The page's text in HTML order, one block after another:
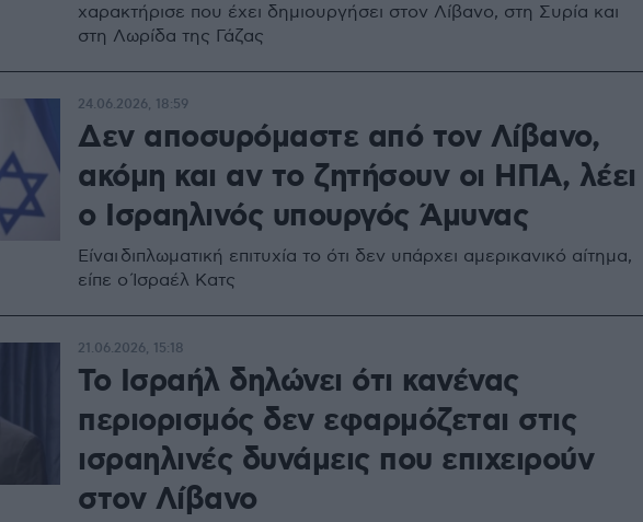
χαρακτήρισε που έχει δημιουργήσει στον Λίβανο, στη Συρία και
στη Λωρίδα της Γάζας
Δεν αποσυρόμαστε από τον Λίβανο,
ακόμη και αν το ζητήσουν οι ΗΠΑ, λέει
ο Ισραηλινός υπουργός Άμυνας
Είναι διπλωματική επιτυχία το ότι δεν υπάρχει αμερικανικό αίτημα,
είπε ο Ίσραέλ Κατς
24.06.2026, 18:59
Το Ισραήλ δηλώνει ότι κανένας
περιορισμός δεν εφαρμόζεται στις
ισραηλινές δυνάμεις που επιχειρούν
στον Λίβανο
21.06.2026, 15:18